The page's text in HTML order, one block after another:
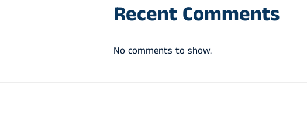
Recent Comments
No comments to show.